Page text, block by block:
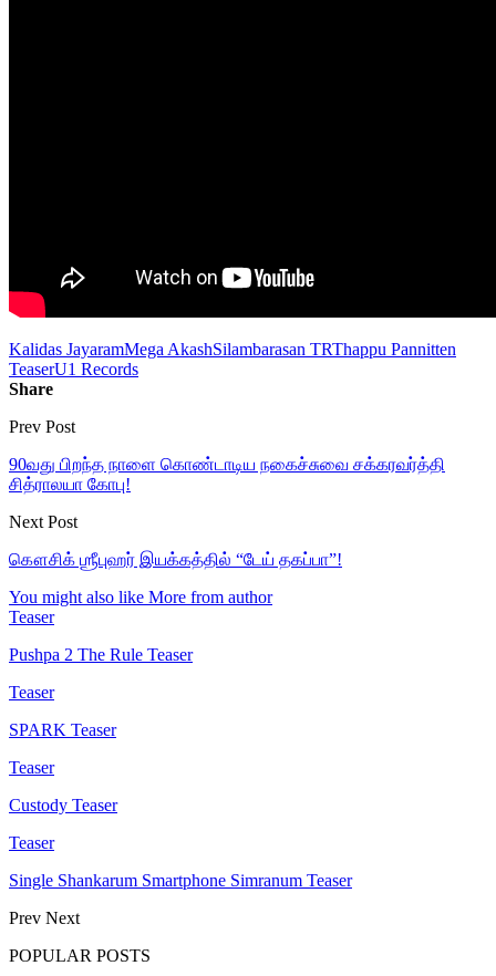
Kalidas JayaramMega AkashSilambarasan TRThappu Pannitten
TeaserU1 Records
Share
Prev Post
90வது பிறந்த நாளை கொண்டாடிய நகைச்சுவை சக்கரவர்த்தி
சித்ராலயா கோபு!
Next Post
கௌசிக் ஶ்ரீபுஹர் இயக்கத்தில் “டேய் தகப்பா”!
You might also like More from author
Teaser
Pushpa 2 The Rule Teaser
Teaser
SPARK Teaser
Teaser
Custody Teaser
Teaser
Single Shankarum Smartphone Simranum Teaser
Prev Next
POPULAR POSTS